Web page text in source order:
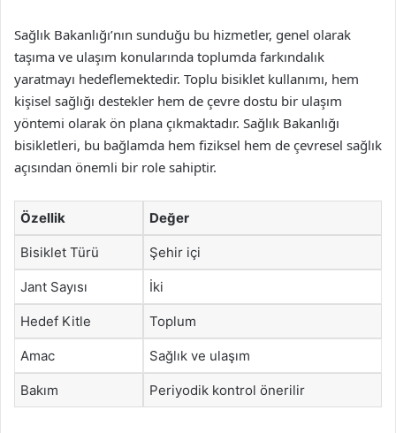
Sağlık Bakanlığı’nın sunduğu bu hizmetler, genel olarak
taşıma ve ulaşım konularında toplumda farkındalık
yaratmayı hedeflemektedir. Toplu bisiklet kullanımı, hem
kişisel sağlığı destekler hem de çevre dostu bir ulaşım
yöntemi olarak ön plana çıkmaktadır. Sağlık Bakanlığı
bisikletleri, bu bağlamda hem fiziksel hem de çevresel sağlık
açısından önemli bir role sahiptir.
Özellik Değer
Bisiklet Türü Şehir içi
Jant Sayısı İki
Hedef Kitle Toplum
Amac Sağlık ve ulaşım
Bakım Periyodik kontrol önerilir